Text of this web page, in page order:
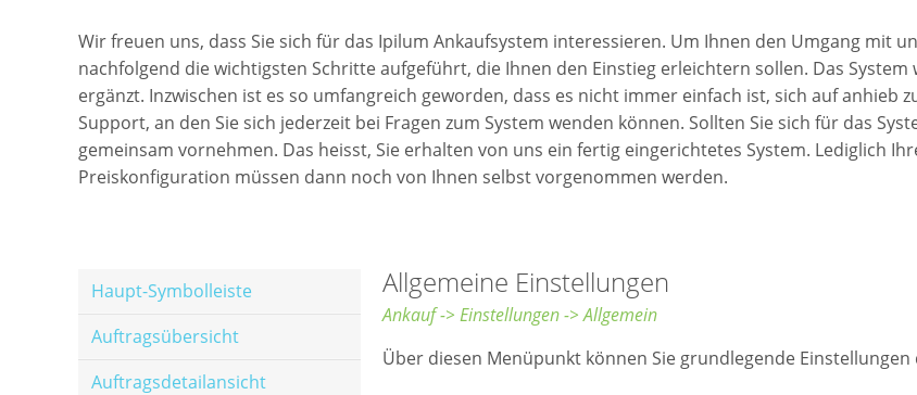
Wir freuen uns, dass Sie sich für das Ipilum Ankaufsystem interessieren. Um Ihnen den Umgang mit
nachfolgend die wichtigsten Schritte aufgeführt, die Ihnen den Einstieg erleichtern sollen. Das
ergänzt. Inzwischen ist es so umfangreich geworden, dass es nicht immer einfach ist, sich auf anhieb
Support, an den Sie sich jederzeit bei Fragen zum System wenden können. Sollten Sie sich für das
gemeinsam vornehmen. Das heisst, Sie erhalten von uns ein fertig eingerichtetes System. Lediglich
Preiskonfiguration müssen dann noch von Ihnen selbst vorgenommen werden.
Haupt-Symbolleiste
Auftragsübersicht
Auftragsdetailansicht
Allgemeine Einstellungen
Ankauf -> Einstellungen -> Allgemein
Über diesen Menüpunkt können Sie grundlegende